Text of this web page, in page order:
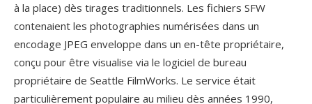
à la place) dès tirages traditionnels. Les fichiers SFW
contenaient les photographies numérisées dans un
encodage JPEG enveloppe dans un en-tête propriétaire,
conçu pour être visualise via le logiciel de bureau
propriétaire de Seattle FilmWorks. Le service était
particulièrement populaire au milieu dès années 1990,